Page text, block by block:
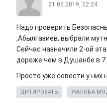
21.05.2019, 22:24
Надо проверить
,Абылгазиев, выбрали
Сейчас назначили 2-ой
дороже чем в Душанбе в 7
Просто уже совести у них
ЦИТИРОВАТЬ ЖАЛОБА